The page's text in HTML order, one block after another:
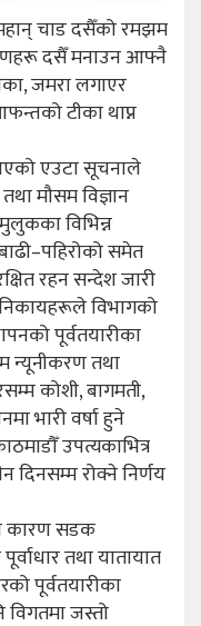
चाड दसैँको रमझम
दसैँ मनाउन आफ्नै
जमरा लगाएर
टीका थाप्न
एउटा सूचनाले
मौसम विज्ञान
विभिन्न
समेत
रहन सन्देश जारी
विभागको
पूर्वतयारीका
न्यूनीकरण तथा
कोशी, बागमती,
भारी वर्षा हुने
उपत्यकाभित्र
दिनसम्म रोक्ने निर्णय
कारण सडक
तथा यातायात
पूर्वतयारीका
विगतमा जस्तो